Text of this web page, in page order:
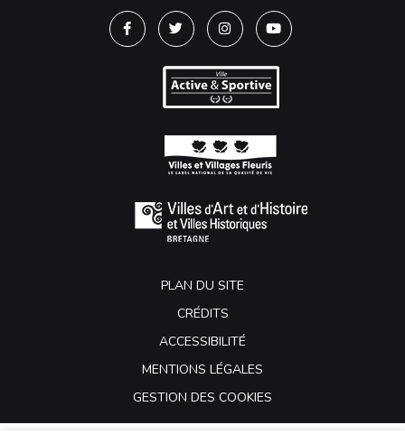
Lien vers le compte Facebook
Lien vers le compte Twitter
Lien vers le compte
Lien vers la chaîne
PLAN DU SITE
CRÉDITS
ACCESSIBILITÉ
MENTIONS LÉGALES
GESTION DES COOKIES